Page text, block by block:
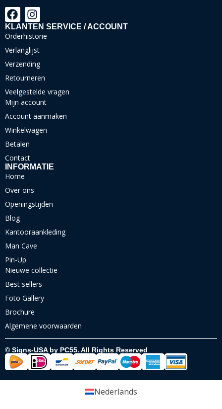
KLANTEN SERVICE / ACCOUNT
Orderhistorie
Verlanglijst
Verzending
Retourneren
Veelgestelde vragen
Mijn account
Account aanmaken
Winkelwagen
Betalen
Contact
INFORMATIE
Home
Over ons
Openingstijden
Blog
Kantooraankleding
Man Cave
Pin-Up
Nieuwe collectie
Best sellers
Foto Gallery
Brochure
Algemene voorwaarden
© Signs-USA by PC55. All Rights Reserved
Nederlands